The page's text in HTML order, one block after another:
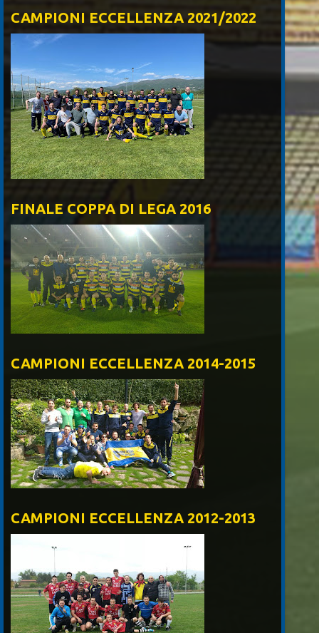
CAMPIONI ECCELLENZA 2021/2022
FINALE COPPA DI LEGA 2016
CAMPIONI ECCELLENZA 2014-2015
CAMPIONI ECCELLENZA 2012-2013